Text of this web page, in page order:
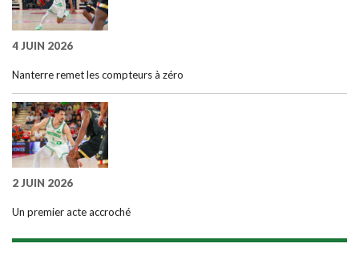
4 JUIN 2026
Nanterre remet les compteurs à zéro
2 JUIN 2026
Un premier acte accroché